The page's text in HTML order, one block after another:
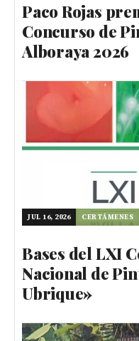
Paco Rojas
Concurso de
Alboraya 2026
JUL 16, 2026 CERTÁMENES
Bases del LXI
Nacional de
Ubrique»